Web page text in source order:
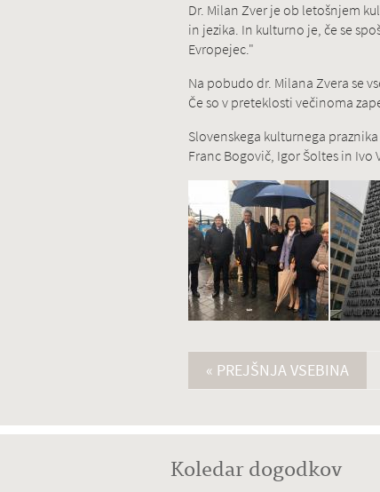
Dr. Milan Zver je ob letošnjem
in jezika. In kulturno je, če se
Evropejec."
Na pobudo dr. Milana Zvera se
Če so v preteklosti večinoma
Slovenskega kulturnega
Franc Bogovič, Igor Šoltes in Ivo
« PREJŠNJA VSEBINA
Koledar dogodkov